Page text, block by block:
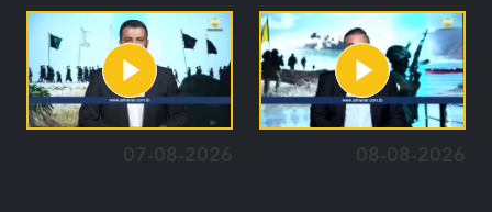
08-08-2026
07-08-2026